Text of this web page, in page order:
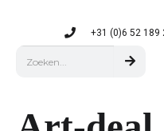
+31 (0)6 52 189